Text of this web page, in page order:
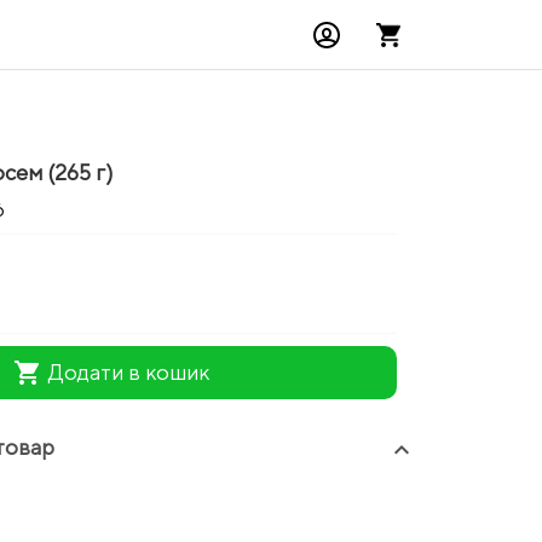
(265 г)
shopping_cart Додати в кошик
keyboard_arrow_up